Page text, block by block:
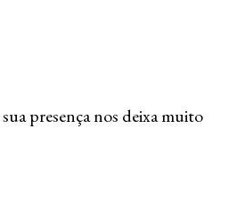
presença nos deixa muito